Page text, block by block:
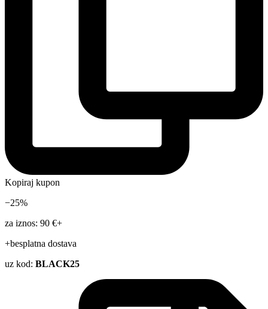
Kopiraj kupon
−25%
za iznos: 90 €+
+besplatna dostava
uz kod: BLACK25